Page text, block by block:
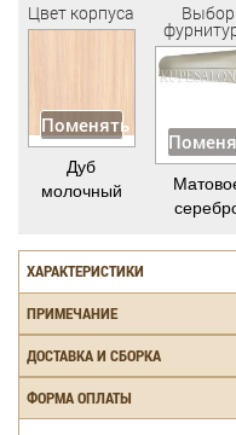
Цвет корпуса
Поменять
Дуб
молочный
Выбор
ХАРАКТЕРИСТИКИ
ПРИМЕЧАНИЕ
ДОСТАВКА И СБОРКА
ФОРМА ОПЛАТЫ